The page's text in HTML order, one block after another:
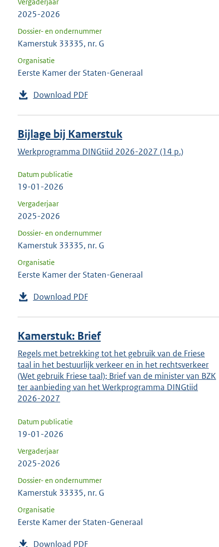
2025-2026
Dossier- en ondernummer
Kamerstuk 33335, nr. G
Organisatie
Eerste Kamer der Staten-Generaal
Download PDF
Bijlage bij Kamerstuk
Werkprogramma DINGtiid 2026-2027 (14 p.)
Datum publicatie
19-01-2026
Vergaderjaar
2025-2026
Dossier- en ondernummer
Kamerstuk 33335, nr. G
Organisatie
Eerste Kamer der Staten-Generaal
Download PDF
Kamerstuk: Brief
Regels met betrekking tot het gebruik van de Friese
taal in het bestuurlijk verkeer en in het rechtsverkeer
(Wet gebruik Friese taal); Brief van de minister van BZK
ter aanbieding van het Werkprogramma DINGtiid
2026-2027
Datum publicatie
19-01-2026
Vergaderjaar
2025-2026
Dossier- en ondernummer
Kamerstuk 33335, nr. G
Organisatie
Eerste Kamer der Staten-Generaal
Download PDF